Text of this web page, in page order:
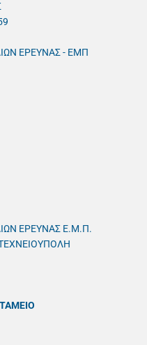
ΕΡΕΥΝΑΣ - ΕΜΠ
ΕΡΕΥΝΑΣ Ε.Μ.Π.